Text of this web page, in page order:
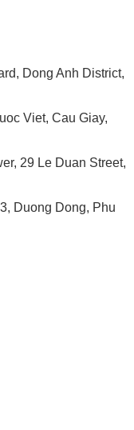
Dong Anh District,
Viet, Cau Giay,
29 Le Duan Street,
Duong Dong, Phu